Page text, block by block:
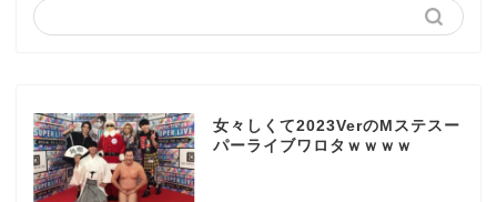
女々しくて2023VerのMステスー
パーライブワロタｗｗｗｗ